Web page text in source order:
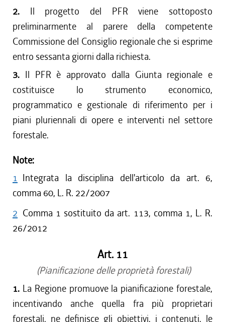
2. Il progetto del PFR viene sottoposto
preliminarmente al parere della competente
Commissione del Consiglio regionale che si esprime
entro sessanta giorni dalla richiesta.
3. Il PFR è approvato dalla Giunta regionale e
costituisce lo strumento economico,
programmatico e gestionale di riferimento per i
piani pluriennali di opere e interventi nel settore
forestale.
Note:
1 Integrata la disciplina dell'articolo da art. 6,
comma 60, L. R. 22/2007
2 Comma 1 sostituito da art. 113, comma 1, L. R.
26/2012
Art. 11
(Pianificazione delle proprietà forestali)
1. La Regione promuove la pianificazione forestale,
incentivando anche quella fra più proprietari
forestali, ne definisce gli obiettivi, i contenuti, le